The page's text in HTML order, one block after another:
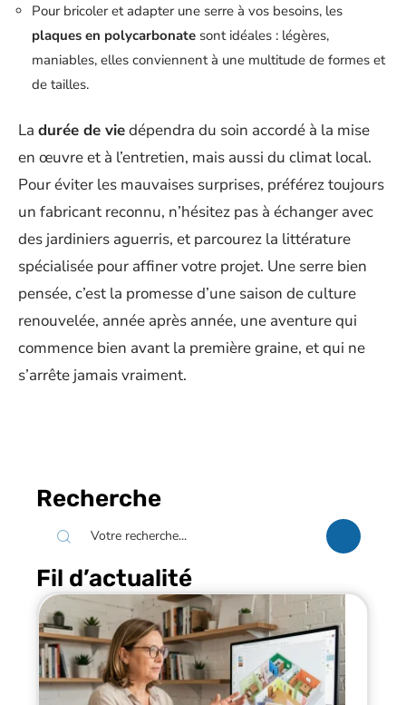
Pour bricoler et adapter une serre à vos besoins, les
plaques en polycarbonate sont idéales : légères,
maniables, elles conviennent à une multitude de formes et
de tailles.
La durée de viedépendra du soin accordé à la mise
en œuvre et à l’entretien, mais aussi du climat local.
Pour éviter les mauvaises surprises, préférez toujours
un fabricant reconnu, n’hésitez pas à échanger avec
des jardiniers aguerris, et parcourez la littérature
spécialisée pour affiner votre projet. Une serre bien
pensée, c’est la promesse d’une saison de culture
renouvelée, année après année, une aventure qui
commence bien avant la première graine, et qui ne
s’arrête jamais vraiment.
Recherche
Fil d’actualité